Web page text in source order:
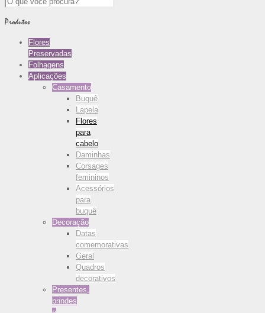
Produtos
Flores
Preservadas
Folhagens
Aplicações
Casamento
Buquê
Lapela
Flores
para
cabelo
Daminhas
Corsages
femininos
Acessórios
para
buquê
Decoração
Datas
comemorativas
Geral
Quadros
decorativos
Presentes,
brindes